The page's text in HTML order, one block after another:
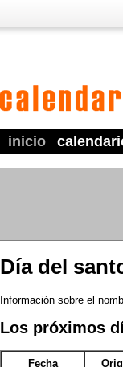
inicio
Día del
Información sobre el
Los próximos
Fecha